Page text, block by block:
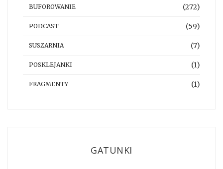
BUFOROWANIE (272)
PODCAST (59)
SUSZARNIA (7)
POSKLEJANKI (1)
FRAGMENTY (1)
GATUNKI